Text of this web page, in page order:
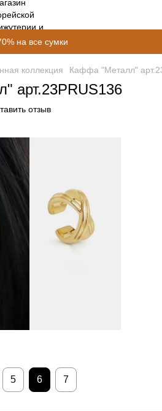
на все сумки
коллекция Каффа "Металл"
арт.23PRUS136
отзыв
5 6 7